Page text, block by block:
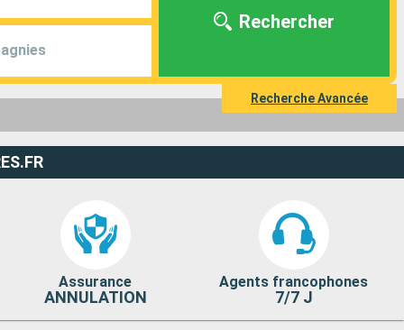
Rechercher
Recherche Avancée
Assurance
ANNULATION
Agents francophones
7/7 J